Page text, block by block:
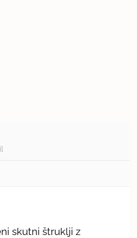
štruklji z